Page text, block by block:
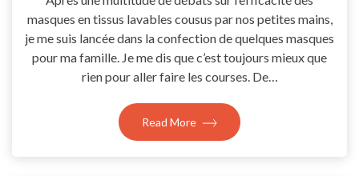
masques en tissus lavables cousus par nos petites mains,
je me suis lancée dans la confection de quelques masques
pour ma famille. Je me dis que c’est toujours mieux que
rien pour aller faire les courses. De…
Read More